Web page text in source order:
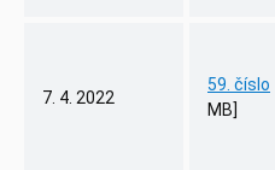
7. 4. 2022
59. číslo
MB]